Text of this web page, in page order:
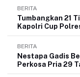
BERITA
Tumbangkan 21
Kapolri Cup
BERITA
Nestapa Gadis
Perkosa Pria 29